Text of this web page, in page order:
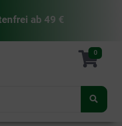
ab 49 €
0